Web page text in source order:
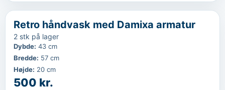
‹
Retro håndvask med Damixa armatur
2 stk på lager
Dybde: 43 cm
Bredde: 57 cm
Højde: 20 cm
500 kr.